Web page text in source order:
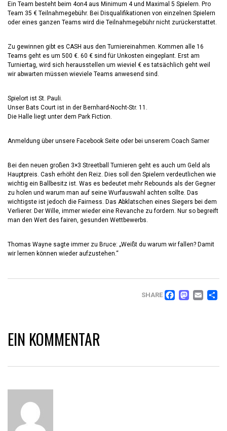
Ein Team besteht beim 4on4 aus Minimum 4 und Maximal 5 Spielern. Pro
Team 35 € Teilnahmegebühr. Bei Disqualifikationen von einzelnen Spielern
oder eines ganzen Teams wird die Teilnahmegebühr nicht zurückerstattet.
Zu gewinnen gibt es CASH aus den Turniereinahmen. Kommen alle 16
Teams geht es um 500 €. 60 € sind für Unkosten eingeplant. Erst am
Turniertag, wird sich herausstellen um wieviel € es tatsächlich geht weil
wir abwarten müssen wieviele Teams anwesend sind.
Spielort ist St. Pauli.
Unser Bats Court ist in der Bernhard-Nocht-Str. 11.
Die Halle liegt unter dem Park Fiction.
Anmeldung über unsere Facebook Seite oder bei unserem Coach Samer
Bei den neuen großen 3×3 Streetball Turnieren geht es auch um Geld als
Hauptpreis. Cash erhöht den Reiz. Dies soll den Spielern verdeutlichen wie
wichtig ein Ballbesitz ist. Was es bedeutet mehr Rebounds als der Gegner
zu holen und warum man auf seine Wurfauswahl achten sollte. Das
wichtigste ist jedoch die Fairness. Das Abklatschen eines Siegers bei dem
Verlierer. Der Wille, immer wieder eine Revanche zu fordern. Nur so begreift
man den Wert des fairen, gesunden Wettbewerbs.
Thomas Wayne sagte immer zu Bruce: „Weißt du warum wir fallen? Damit
wir lernen können wieder aufzustehen.“
SHARE
EIN KOMMENTAR